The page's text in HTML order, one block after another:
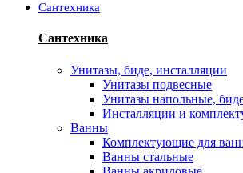
Сантехника
Сантехника
Унитазы, биде, инсталляции
Унитазы подвесные
Унитазы напольные,
Инсталляции и
Ванны
Комплектующие для
Ванны стальные